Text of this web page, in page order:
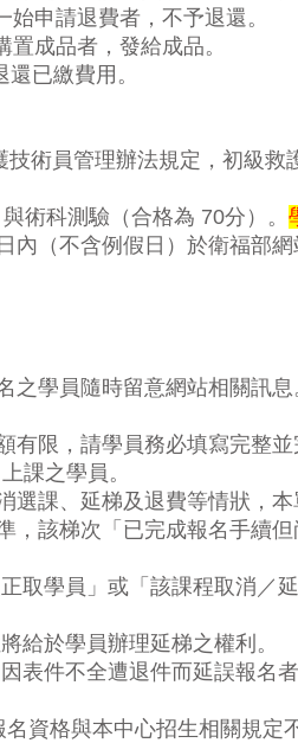
申請退費者，不予退還。
成品者，發給成品。
已繳費用。
技術員管理辦法規定，初級救
術科測驗（合格為 70分）。
內（不含例假日）於衛福部
之學員隨時留意網站相關訊
有限，請學員務必填寫完整
課之學員。
選課、延梯及退費等情狀，本
，該梯次「已完成報名手續
取學員」或「該課程取消／
給於學員辦理延梯之權利。
表件不全遭退件而延誤報名
資格與本中心招生相關規定